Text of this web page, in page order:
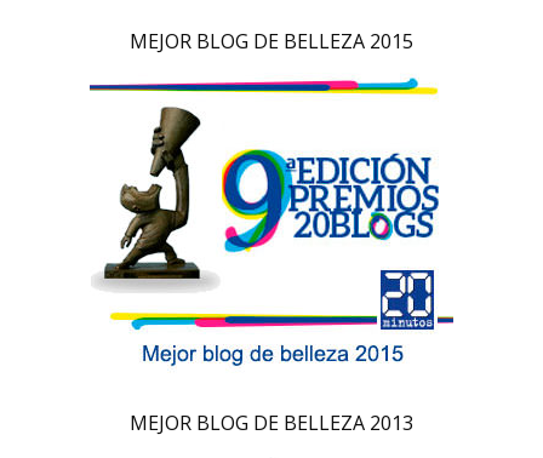
MEJOR BLOG DE BELLEZA 2015
MEJOR BLOG DE BELLEZA 2013